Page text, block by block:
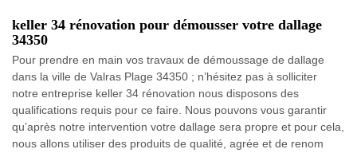
keller 34 rénovation pour démousser votre dallage
34350
Pour prendre en main vos travaux de démoussage de dallage
dans la ville de Valras Plage 34350 ; n’hésitez pas à solliciter
notre entreprise keller 34 rénovation nous disposons des
qualifications requis pour ce faire. Nous pouvons vous garantir
qu’après notre intervention votre dallage sera propre et pour cela,
nous allons utiliser des produits de qualité, agrée et de renom